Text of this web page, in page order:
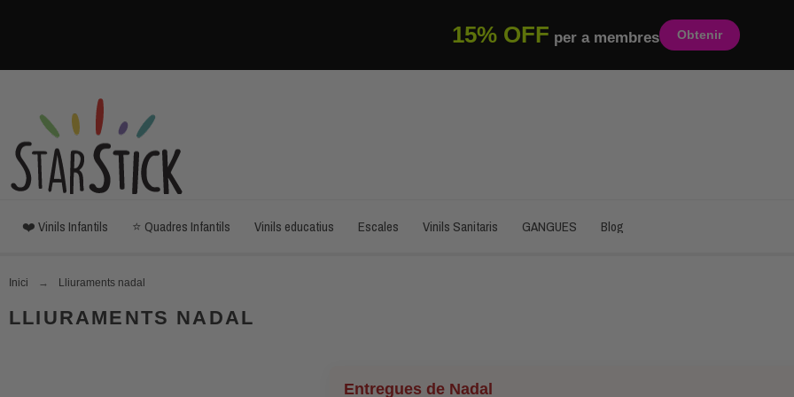
15% OFF per a membres Obtenir
❤️ Vinils Infantils ⭐ Quadres Infantils Vinils educatius Escales Vinils Sanitaris GANGUES Blog
Inici Lliuraments nadal
LLIURAMENTS NADAL
Entregues de Nadal